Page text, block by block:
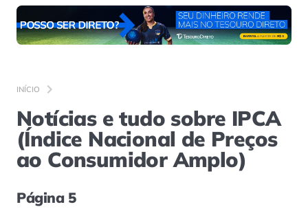
INÍCIO
Notícias e tudo sobre IPCA
(Índice Nacional de Preços
ao Consumidor Amplo)
Página 5